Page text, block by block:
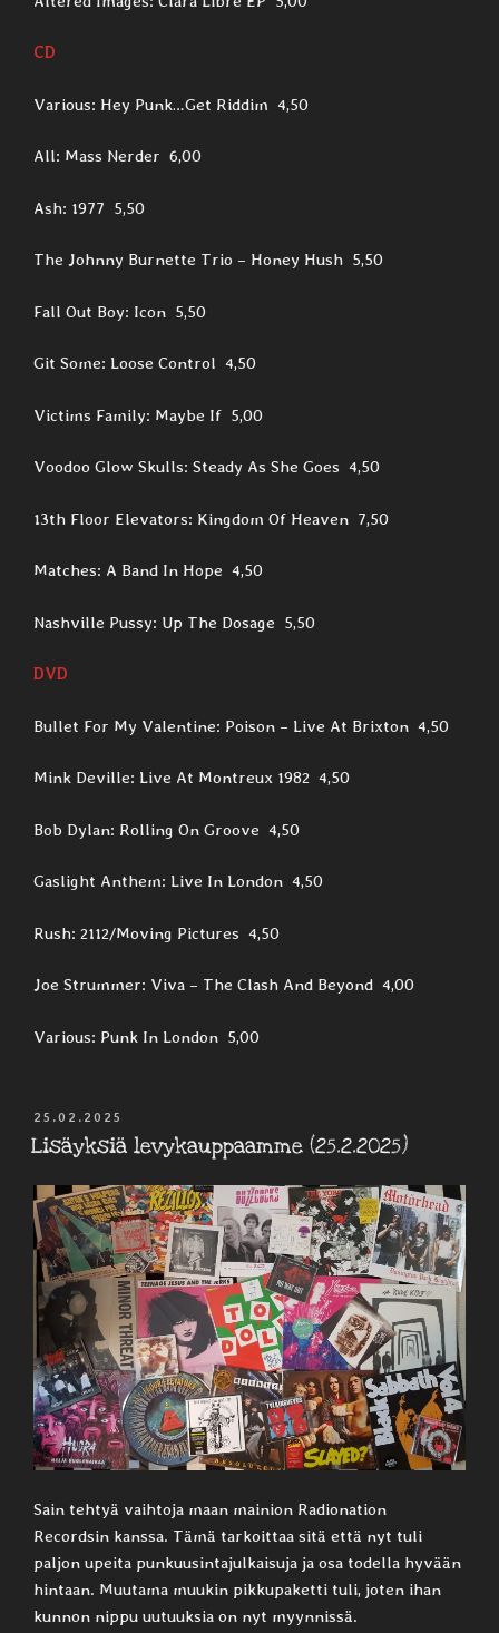
CD
Various: Hey Punk…Get Riddim 4,50
All: Mass Nerder 6,00
Ash: 1977 5,50
The Johnny Burnette Trio – Honey Hush 5,50
Fall Out Boy: Icon 5,50
Git Some: Loose Control 4,50
Victims Family: Maybe If 5,00
Voodoo Glow Skulls: Steady As She Goes 4,50
13th Floor Elevators: Kingdom Of Heaven 7,50
Matches: A Band In Hope 4,50
Nashville Pussy: Up The Dosage 5,50
DVD
Bullet For My Valentine: Poison – Live At Brixton 4,50
Mink Deville: Live At Montreux 1982 4,50
Bob Dylan: Rolling On Groove 4,50
Gaslight Anthem: Live In London 4,50
Rush: 2112/Moving Pictures 4,50
Joe Strummer: Viva – The Clash And Beyond 4,00
Various: Punk In London 5,00
JULKAISTU
25.02.2025
Lisäyksiä levykauppaamme (25.2.2025)
Sain tehtyä vaihtoja maan mainion Radionation
Recordsin kanssa. Tämä tarkoittaa sitä että nyt tuli
paljon upeita punkuusintajulkaisuja ja osa todella hyvään
hintaan. Muutama muukin pikkupaketti tuli, joten ihan
kunnon nippu uutuuksia on nyt myynnissä.